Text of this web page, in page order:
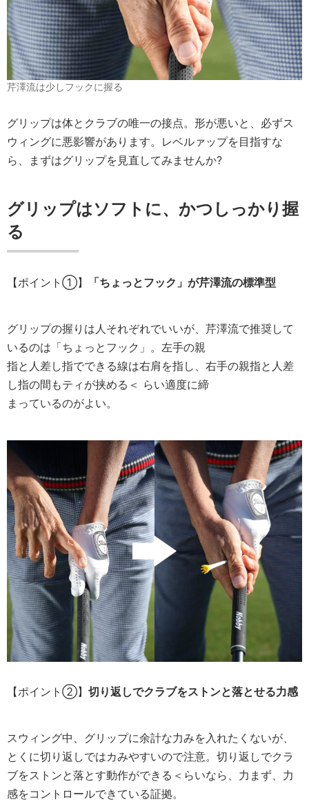
芹澤流は少しフックに握る
グリップは体とクラブの唯一の接点。形が悪いと、必ずス
ウィングに悪影響があります。レベルァップを目指すな
ら、まずはグリップを見直してみませんか?
グリップはソフトに、かつしっかり握
る
【ポイント①】 「ちょっとフック」が芹澤流の標準型
グリップの握りは人それぞれでいいが、芹澤流で推奨して
いるのは「ちょっとフック」。左手の親
指と人差し指でできる線は右肩を指し、右手の親指と人差
し指の間もティが挟める＜ らい適度に締
まっているのがよい。
【ポイント②】 切り返しでクラブをストンと落とせる力感
スウィング中、グリップに余計な力みを入れたくないが、
とくに切り返しではカみやすいので注意。切り返しでクラ
ブをストンと落とす動作ができる＜らいなら、力まず、力
感をコントロールできている証拠。